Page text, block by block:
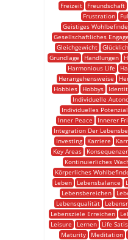
Freizeit
Freundschaft
Frustration
Geistiges
Gesellschaftliches
Gleichgewicht Glücklich
Grundlage
Handlungen
Harmonious Life
Herangehensweise
Hobbies
Hobbys
Individuelle
Individuelles Potenzial
Inner Peace
Innerer
Integration Der
Investing
Karriere
Key Areas
Kontinuierliches
Körperliches
Leben
Lebensbalance
Lebensbereichen
Lebensqualität
Lebensziele Erreichen
Leisure
Lernen Life
Maturity
Meditation